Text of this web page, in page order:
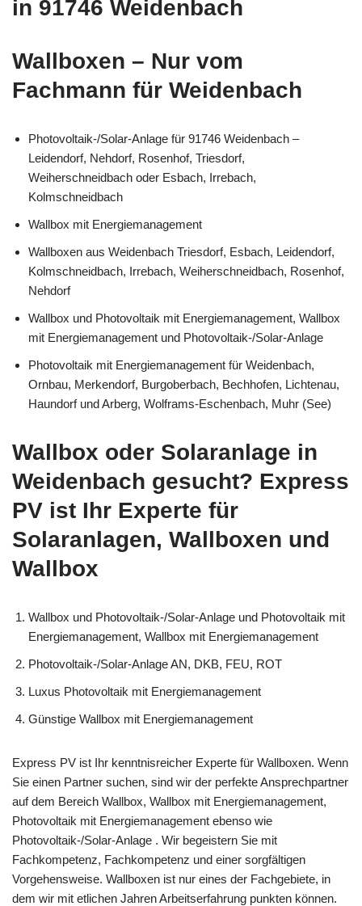
in 91746 Weidenbach
Wallboxen – Nur vom
Fachmann für Weidenbach
Photovoltaik-/Solar-Anlage für 91746 Weidenbach –
Leidendorf, Nehdorf, Rosenhof, Triesdorf,
Weiherschneidbach oder Esbach, Irrebach,
Kolmschneidbach
Wallbox mit Energiemanagement
Wallboxen aus Weidenbach Triesdorf, Esbach, Leidendorf,
Kolmschneidbach, Irrebach, Weiherschneidbach, Rosenhof,
Nehdorf
Wallbox und Photovoltaik mit Energiemanagement, Wallbox
mit Energiemanagement und Photovoltaik-/Solar-Anlage
Photovoltaik mit Energiemanagement für Weidenbach,
Ornbau, Merkendorf, Burgoberbach, Bechhofen, Lichtenau,
Haundorf und Arberg, Wolframs-Eschenbach, Muhr (See)
Wallbox oder Solaranlage in
Weidenbach gesucht? Express
PV ist Ihr Experte für
Solaranlagen, Wallboxen und
Wallbox
Wallbox und Photovoltaik-/Solar-Anlage und Photovoltaik mit
Energiemanagement, Wallbox mit Energiemanagement
Photovoltaik-/Solar-Anlage AN, DKB, FEU, ROT
Luxus Photovoltaik mit Energiemanagement
Günstige Wallbox mit Energiemanagement
Express PV ist Ihr kenntnisreicher Experte für Wallboxen. Wenn
Sie einen Partner suchen, sind wir der perfekte Ansprechpartner
auf dem Bereich Wallbox, Wallbox mit Energiemanagement,
Photovoltaik mit Energiemanagement ebenso wie
Photovoltaik-/Solar-Anlage . Wir begeistern Sie mit
Fachkompetenz, Fachkompetenz und einer sorgfältigen
Vorgehensweise. Wallboxen ist nur eines der Fachgebiete, in
dem wir mit etlichen Jahren Arbeitserfahrung punkten können.